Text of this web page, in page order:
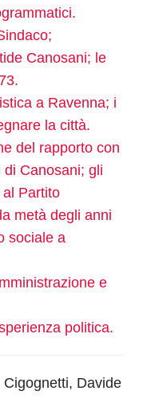
Canosani; le
a Ravenna; i
la città.
del rapporto con
Canosani; gli
al Partito
metà degli anni
sociale a
e
politica.
Cigognetti, Davide